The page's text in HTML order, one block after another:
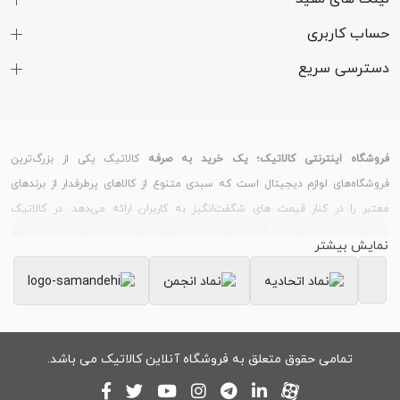
حساب کاربری
دسترسی سریع
فروشگاه اینترنتی کالاتیک؛ یک خرید به صرفه کالاتیک یکی از بزرگ‌ترین
فروشگاه‌های لوازم دیجیتال است که سبدی متنوع از کالاهای پرطرفدار از برندهای
معتبر را در کنار قیمت های شگفت‌انگیز به کاربران ارائه می‌دهد. در کالاتیک
گوشی و تبلت، خرید ساعت هوشمند و دستبند سلامت و خرید لپ تاپ و لوازم
جانبی کامپیوتر اقدام کنید.
نمایش بیشتر
تمامی حقوق متعلق به فروشگاه آنلاین کالاتیک می باشد.